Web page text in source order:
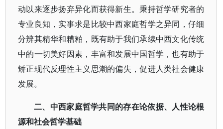
动以来逐步扬弃异化而获得新生。秉持哲学研究者的
专业良知，实事求是比较中西家庭哲学之异同，仔细
分辨其精华和糟粕，既有助于我们承续中西文化传统
中的一切美好因素，丰富和发展中国哲学，也有助于
矫正现代反理性主义思潮的偏失，促进人类社会健康
发展。
二、中西家庭哲学共同的存在论依据、人性论根
源和社会哲学基础